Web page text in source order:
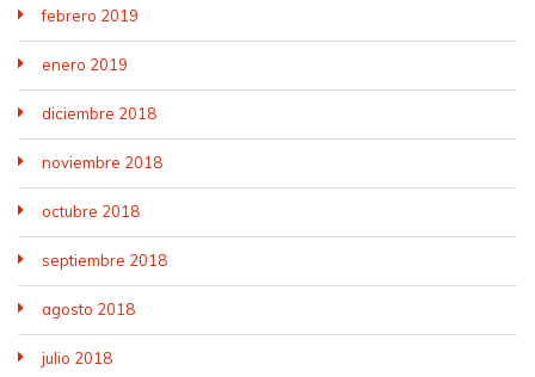
febrero 2019
enero 2019
diciembre 2018
noviembre 2018
octubre 2018
septiembre 2018
agosto 2018
julio 2018